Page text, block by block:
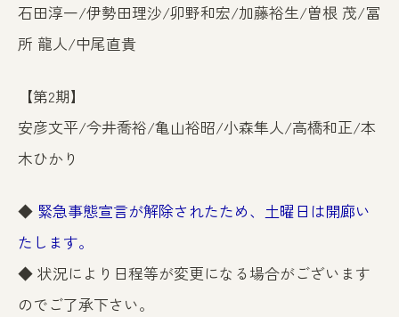
石田淳一/伊勢田理沙/卯野和宏/加藤裕生/曽根 茂/冨
所 龍人/中尾直貴
【第2期】
安彦文平/今井喬裕/亀山裕昭/小森隼人/高橋和正/本
木ひかり
◆ 緊急事態宣言が解除されたため、土曜日は開廊い
たします。
◆ 状況により日程等が変更になる場合がございます
のでご了承下さい。